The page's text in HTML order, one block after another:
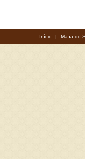
Início | Mapa do